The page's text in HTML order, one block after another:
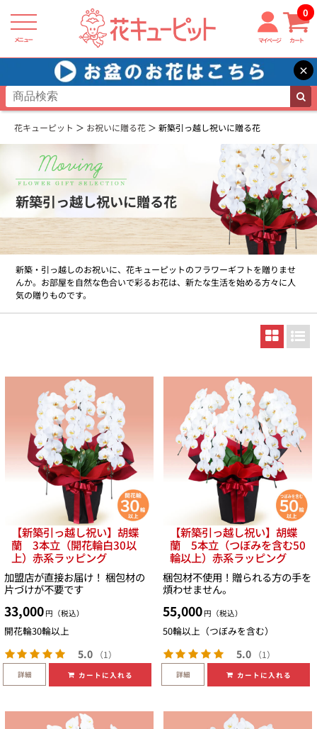
メニュー マイページ カート
0
×
花キューピット お祝いに贈る花 新築引っ越し祝いに贈る花
新築引っ越し祝いに贈る花
新築・引っ越しのお祝いに、花キューピットのフラワーギフトを贈りませ
んか。お部屋を自然な色合いで彩るお花は、新たな生活を始める方々に人
気の贈りものです。
【新築引っ越し祝い】胡蝶
蘭 3本立（開花輪白30以
上）赤系ラッピング
加盟店が直接お届け！ 梱包材の
片づけが不要です
33,000 円（税込）
開花輪30輪以上
5.0 （1）
詳細 カートに入れる
【新築引っ越し祝い】胡蝶
蘭 5本立（つぼみを含む50
輪以上）赤系ラッピング
梱包材不使用！贈られる方の手を
煩わせません。
55,000 円（税込）
50輪以上（つぼみを含む）
5.0 （1）
詳細 カートに入れる